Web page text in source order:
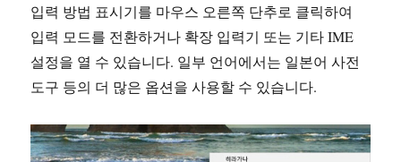
입력 방법 표시기를 마우스 오른쪽 단추로 클릭하여
입력 모드를 전환하거나 확장 입력기 또는 기타 IME
설정을 열 수 있습니다. 일부 언어에서는 일본어 사전
도구 등의 더 많은 옵션을 사용할 수 있습니다.